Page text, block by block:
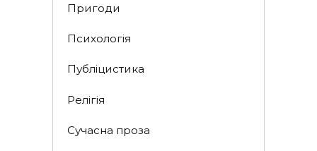
Пригоди
Психологія
Публіцистика
Релігія
Сучасна проза